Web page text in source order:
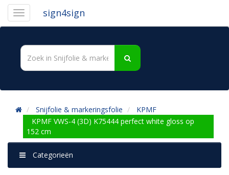
sign4sign
Snijfolie & markeringsfolie
KPMF
KPMF VWS-4 (3D) K75444 perfect white gloss op
152 cm
Categorieën